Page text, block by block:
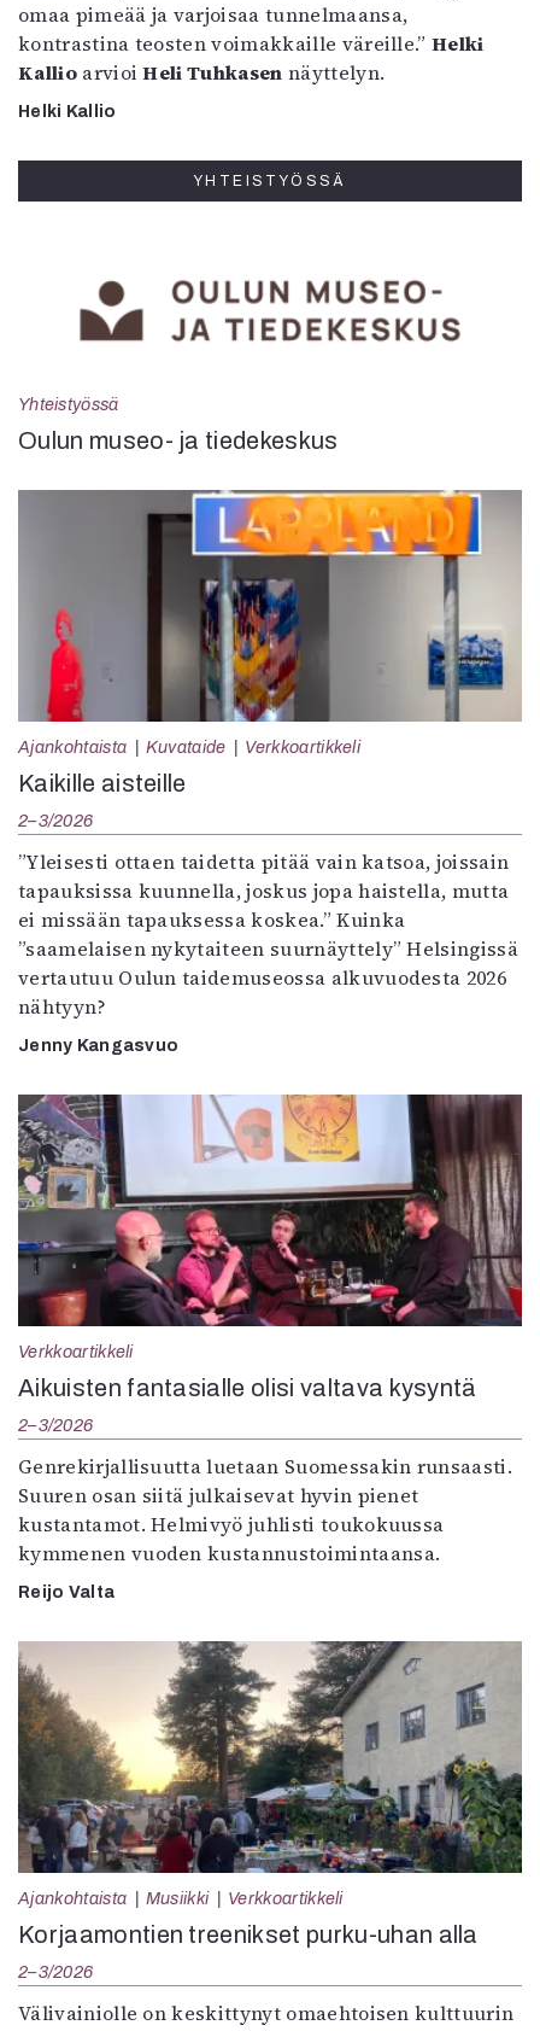
omaa pimeää ja varjoisaa tunnelmaansa,
kontrastina teosten voimakkaille väreille.”Helki
KallioarvioiHeli Tuhkasen näyttelyn.
Helki Kallio
YHTEISTYÖSSÄ
Yhteistyössä
Oulun museo- ja tiedekeskus
Ajankohtaista Kuvataide Verkkoartikkeli
Kaikille aisteille
2–3/2026
”Yleisesti ottaen taidetta pitää vain katsoa, joissain
tapauksissa kuunnella, joskus jopa haistella, mutta
ei missään tapauksessa koskea.” Kuinka
”saamelaisen nykytaiteen suurnäyttely” Helsingissä
vertautuu Oulun taidemuseossa alkuvuodesta 2026
nähtyyn?
Jenny Kangasvuo
Verkkoartikkeli
Aikuisten fantasialle olisi valtava kysyntä
2–3/2026
Genrekirjallisuutta luetaan Suomessakin runsaasti.
Suuren osan siitä julkaisevat hyvin pienet
kustantamot. Helmivyö juhlisti toukokuussa
kymmenen vuoden kustannustoimintaansa.
Reijo Valta
Ajankohtaista Musiikki Verkkoartikkeli
Korjaamontien treenikset purku-uhan alla
2–3/2026
Välivainiolle on keskittynyt omaehtoisen kulttuurin